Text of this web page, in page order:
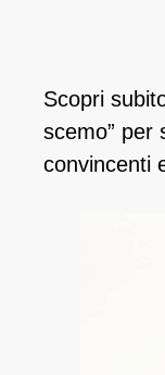
Scopri
scemo” per
convincenti